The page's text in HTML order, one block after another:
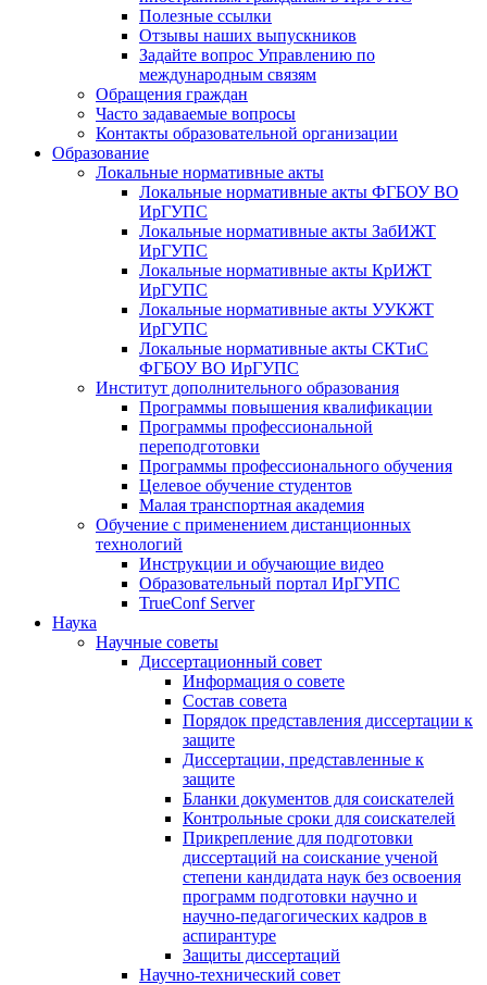
Полезные ссылки
Отзывы наших выпускников
Задайте вопрос Управлению по
международным связям
Обращения граждан
Часто задаваемые вопросы
Контакты образовательной организации
Образование
Локальные нормативные акты
Локальные нормативные акты ФГБОУ ВО
ИрГУПС
Локальные нормативные акты ЗабИЖТ
ИрГУПС
Локальные нормативные акты КрИЖТ
ИрГУПС
Локальные нормативные акты УУКЖТ
ИрГУПС
Локальные нормативные акты СКТиС
ФГБОУ ВО ИрГУПС
Институт дополнительного образования
Программы повышения квалификации
Программы профессиональной
переподготовки
Программы профессионального обучения
Целевое обучение студентов
Малая транспортная академия
Обучение с применением дистанционных
технологий
Инструкции и обучающие видео
Образовательный портал ИрГУПС
TrueConf Server
Наука
Научные советы
Диссертационный совет
Информация о совете
Состав совета
Порядок представления диссертации к
защите
Диссертации, представленные к
защите
Бланки документов для соискателей
Контрольные сроки для соискателей
Прикрепление для подготовки
диссертаций на соискание ученой
степени кандидата наук без освоения
программ подготовки научно и
научно-педагогических кадров в
аспирантуре
Защиты диссертаций
Научно-технический совет